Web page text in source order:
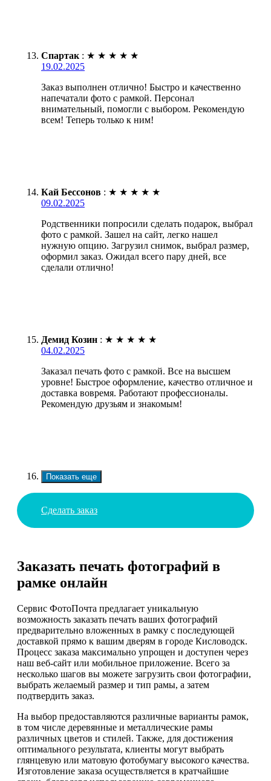
Спартак : ★ ★ ★ ★ ★
19.02.2025
Заказ выполнен отлично! Быстро и качественно
напечатали фото с рамкой. Персонал
внимательный, помогли с выбором. Рекомендую
всем! Теперь только к ним!
Кай Бессонов : ★ ★ ★ ★ ★
09.02.2025
Родственники попросили сделать подарок, выбрал
фото с рамкой. Зашел на сайт, легко нашел
нужную опцию. Загрузил снимок, выбрал размер,
оформил заказ. Ожидал всего пару дней, все
сделали отлично!
Демид Козин : ★ ★ ★ ★ ★
04.02.2025
Заказал печать фото с рамкой. Все на высшем
уровне! Быстрое оформление, качество отличное и
доставка вовремя. Работают профессионалы.
Рекомендую друзьям и знакомым!
Показать еще
Сделать заказ
Заказать печать фотографий в
рамке онлайн
Сервис ФотоПочта предлагает уникальную
возможность заказать печать ваших фотографий
предварительно вложенных в рамку с последующей
доставкой прямо к вашим дверям в городе Кисловодск.
Процесс заказа максимально упрощен и доступен через
наш веб-сайт или мобильное приложение. Всего за
несколько шагов вы можете загрузить свои фотографии,
выбрать желаемый размер и тип рамы, а затем
подтвердить заказ.
На выбор предоставляются различные варианты рамок,
в том числе деревянные и металлические рамы
различных цветов и стилей. Также, для достижения
оптимального результата, клиенты могут выбрать
глянцевую или матовую фотобумагу высокого качества.
Изготовление заказа осуществляется в кратчайшие